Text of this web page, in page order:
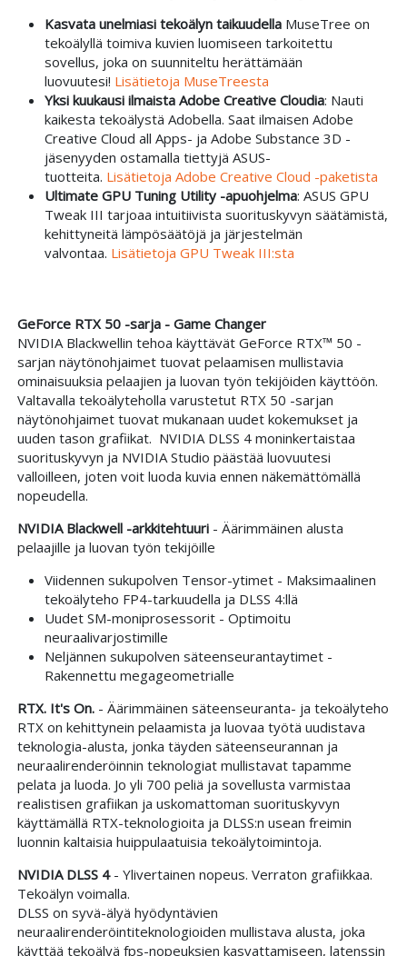
Kasvata unelmiasi tekoälyn taikuudellaMuseTree on
tekoälyllä toimiva kuvien luomiseen tarkoitettu
sovellus, joka on suunniteltu herättämään
luovuutesi! Lisätietoja MuseTreesta
Yksi kuukausi ilmaista Adobe Creative Cloudia: Nauti
kaikesta tekoälystä Adobella. Saat ilmaisen Adobe
Creative Cloud all Apps- ja Adobe Substance 3D -
jäsenyyden ostamalla tiettyjä ASUS-
tuotteita. Lisätietoja Adobe Creative Cloud -paketista
Ultimate GPU Tuning Utility -apuohjelma: ASUS GPU
Tweak III tarjoaa intuitiivista suorituskyvyn säätämistä,
kehittyneitä lämpösäätöjä ja järjestelmän
valvontaa. Lisätietoja GPU Tweak III:sta
GeForce RTX 50 -sarja - Game Changer
NVIDIA Blackwellin tehoa käyttävät GeForce RTX™ 50 -
sarjan näytönohjaimet tuovat pelaamisen mullistavia
ominaisuuksia pelaajien ja luovan työn tekijöiden käyttöön.
Valtavalla tekoälyteholla varustetut RTX 50 -sarjan
näytönohjaimet tuovat mukanaan uudet kokemukset ja
uuden tason grafiikat. NVIDIA DLSS 4 moninkertaistaa
suorituskyvyn ja NVIDIA Studio päästää luovuutesi
valloilleen, joten voit luoda kuvia ennen näkemättömällä
nopeudella.
NVIDIA Blackwell -arkkitehtuuri - Äärimmäinen alusta
pelaajille ja luovan työn tekijöille
Viidennen sukupolven Tensor-ytimet - Maksimaalinen
tekoälyteho FP4-tarkuudella ja DLSS 4:llä
Uudet SM-moniprosessorit - Optimoitu
neuraalivarjostimille
Neljännen sukupolven säteenseurantaytimet -
Rakennettu megageometrialle
RTX. It's On. - Äärimmäinen säteenseuranta- ja tekoälyteho
RTX on kehittynein pelaamista ja luovaa työtä uudistava
teknologia-alusta, jonka täyden säteenseurannan ja
neuraalirenderöinnin teknologiat mullistavat tapamme
pelata ja luoda. Jo yli 700 peliä ja sovellusta varmistaa
realistisen grafiikan ja uskomattoman suorituskyvyn
käyttämällä RTX-teknologioita ja DLSS:n usean freimin
luonnin kaltaisia huippulaatuisia tekoälytoimintoja.
NVIDIA DLSS 4- Ylivertainen nopeus. Verraton grafiikkaa.
Tekoälyn voimalla.
DLSS on syvä-älyä hyödyntävien
neuraalirenderöintiteknologioiden mullistava alusta, joka
käyttää tekoälyä fps-nopeuksien kasvattamiseen, latenssin